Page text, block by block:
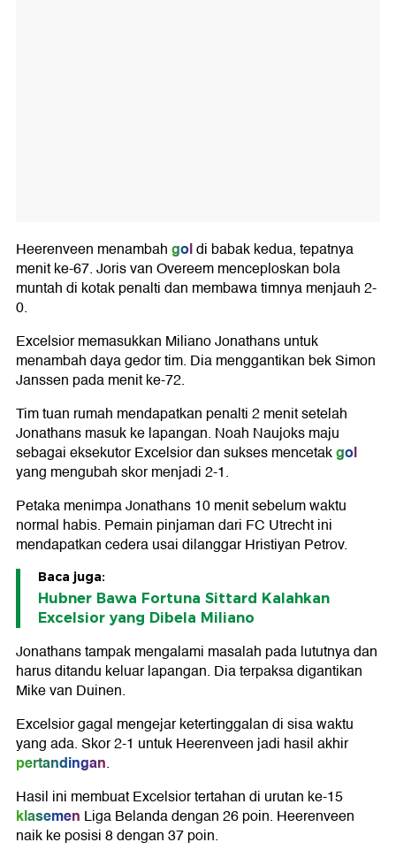
Heerenveen menambahgoldi babak kedua, tepatnya
menit ke-67. Joris van Overeem menceploskan bola
muntah di kotak penalti dan membawa timnya menjauh 2-
0.
Excelsior memasukkan Miliano Jonathans untuk
menambah daya gedor tim. Dia menggantikan bek Simon
Janssen pada menit ke-72.
Tim tuan rumah mendapatkan penalti 2 menit setelah
Jonathans masuk ke lapangan. Noah Naujoks maju
sebagai eksekutor Excelsior dan sukses mencetakgol
yang mengubah skor menjadi 2-1.
Petaka menimpa Jonathans 10 menit sebelum waktu
normal habis. Pemain pinjaman dari FC Utrecht ini
mendapatkan cedera usai dilanggar Hristiyan Petrov.
Baca juga:
Hubner Bawa Fortuna Sittard Kalahkan
Excelsior yang Dibela Miliano
Jonathans tampak mengalami masalah pada lututnya dan
harus ditandu keluar lapangan. Dia terpaksa digantikan
Mike van Duinen.
Excelsior gagal mengejar ketertinggalan di sisa waktu
yang ada. Skor 2-1 untuk Heerenveen jadi hasil akhir
pertandingan.
Hasil ini membuat Excelsior tertahan di urutan ke-15
klasemen Liga Belanda dengan 26 poin. Heerenveen
naik ke posisi 8 dengan 37 poin.